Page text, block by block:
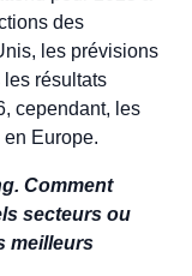
des
les prévisions
résultats
cependant, les
Europe.
Comment
secteurs ou
meilleurs